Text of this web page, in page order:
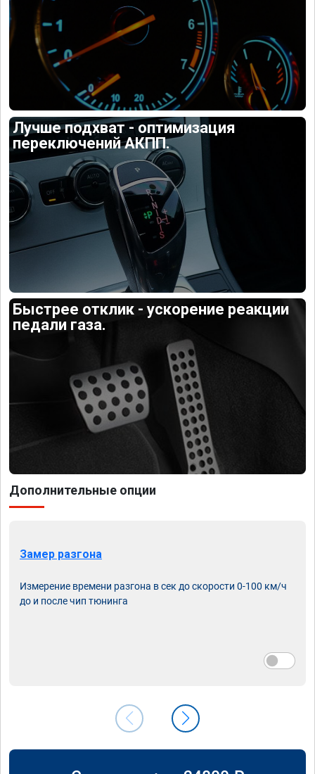
Лучше подхват - оптимизация
переключений АКПП.
Быстрее отклик - ускорение реакции
педали газа.
Дополнительные опции
Замер разгона
Измерение времени разгона в сек до скорости 0-100 км/ч
до и после чип тюнинга